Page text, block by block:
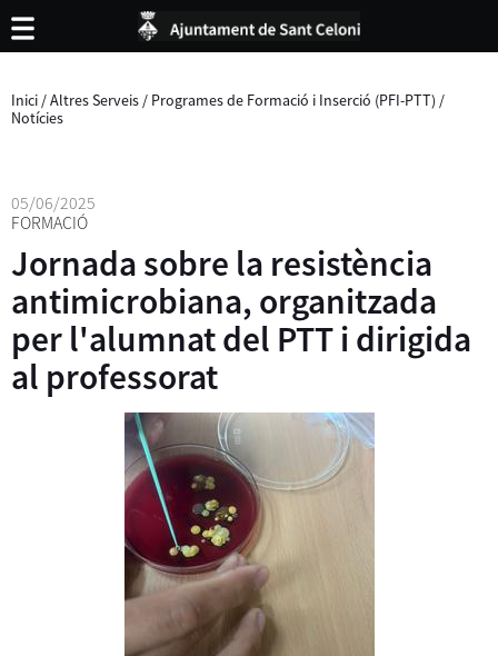
Inici /Altres Serveis / Programes de Formació i Inserció (PFI-PTT) /
Notícies
05/06/2025
FORMACIÓ
Jornada sobre la resistència
antimicrobiana, organitzada
per l'alumnat del PTT i dirigida
al professorat